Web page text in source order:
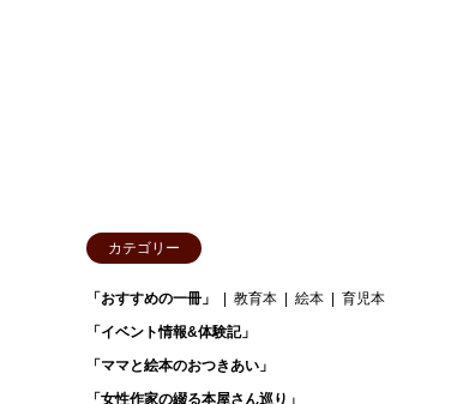
カテゴリー
「おすすめの一冊」 教育本 絵本
育児本
「イベント情報&体験記」
「ママと絵本のおつきあい」
「女性作家の綴る本屋さん巡り」